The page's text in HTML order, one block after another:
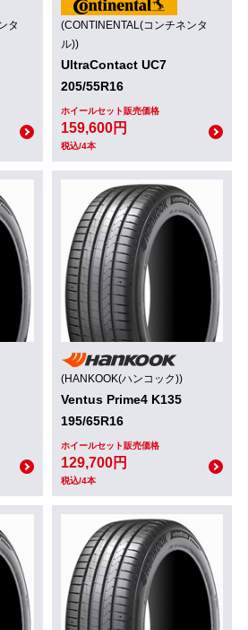
タ
(CONTINENTAL(コンチネンタ
ル))
UltraContact UC7
205/55R16
ホイールセット販売価格
159,600円
税込/4本
(HANKOOK(ハンコック))
Ventus Prime4 K135
195/65R16
ホイールセット販売価格
129,700円
税込/4本